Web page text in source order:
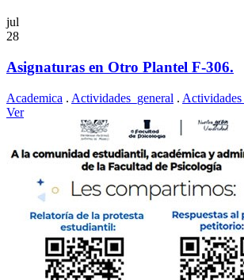
jul
28
Asignaturas en Otro Plantel F-306.
Academica . Actividades_general .
Ver